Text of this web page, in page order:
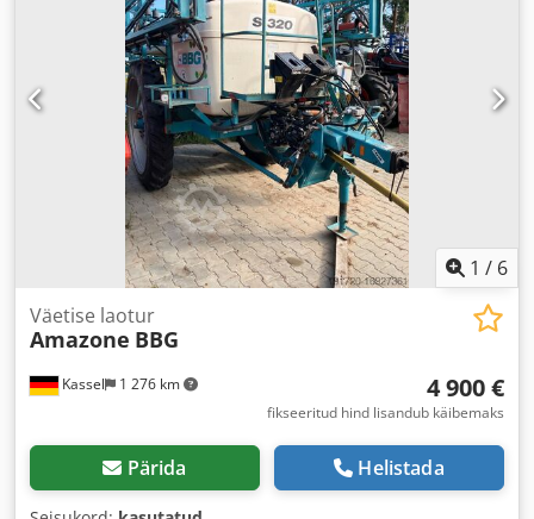
1 / 6
Kassel 1 276 km
Väetise laotur
Amazone BBG
4 900 €
fikseeritud hind lisandub käibemaks
Pärida Helistada